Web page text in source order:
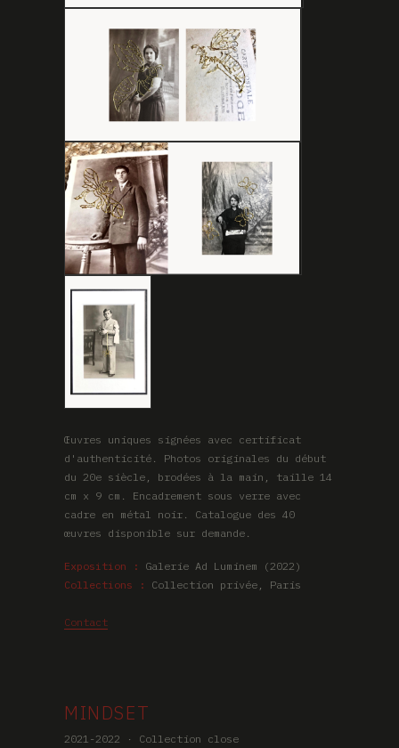
Œuvres uniques signées avec certificat
d'authenticité. Photos originales du début
du 20e siècle, brodées à la main, taille 14
cm x 9 cm. Encadrement sous verre avec
cadre en métal noir. Catalogue des 40
œuvres disponible sur demande.
Exposition :
Galerie Ad Luminem (2022)
Collections :
Collection privée, Paris
Contact
MINDSET
2021-2022 · Collection close